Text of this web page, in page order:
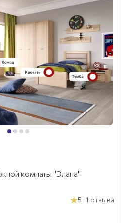
комнаты "Элана"
5 | 1 отзыва